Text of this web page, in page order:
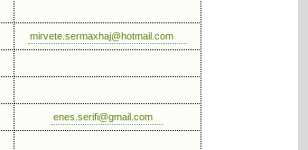
mirvete.sermaxhaj@hotmail.com
enes.serifi@gmail.com